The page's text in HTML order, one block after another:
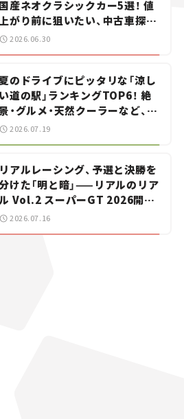
産ネオクラシックカー5選！ 値
がり前に狙いたい、中古車探し
をお手伝い――ちょっとイケてるマ
カー選び #02
2026.06.30
のドライブにピッタリな「涼し
い道の駅」ランキングTOP6！ 絶
・グルメ・天然クーラーなど、避
暑におすすめのスポットを紹介
2026.07.19
リアルレーシング、予選と決勝を
けた「明と暗」——リアルのリア
Vol.2 スーパーGT 2026開幕
戦 岡山国際サーキット
2026.07.16